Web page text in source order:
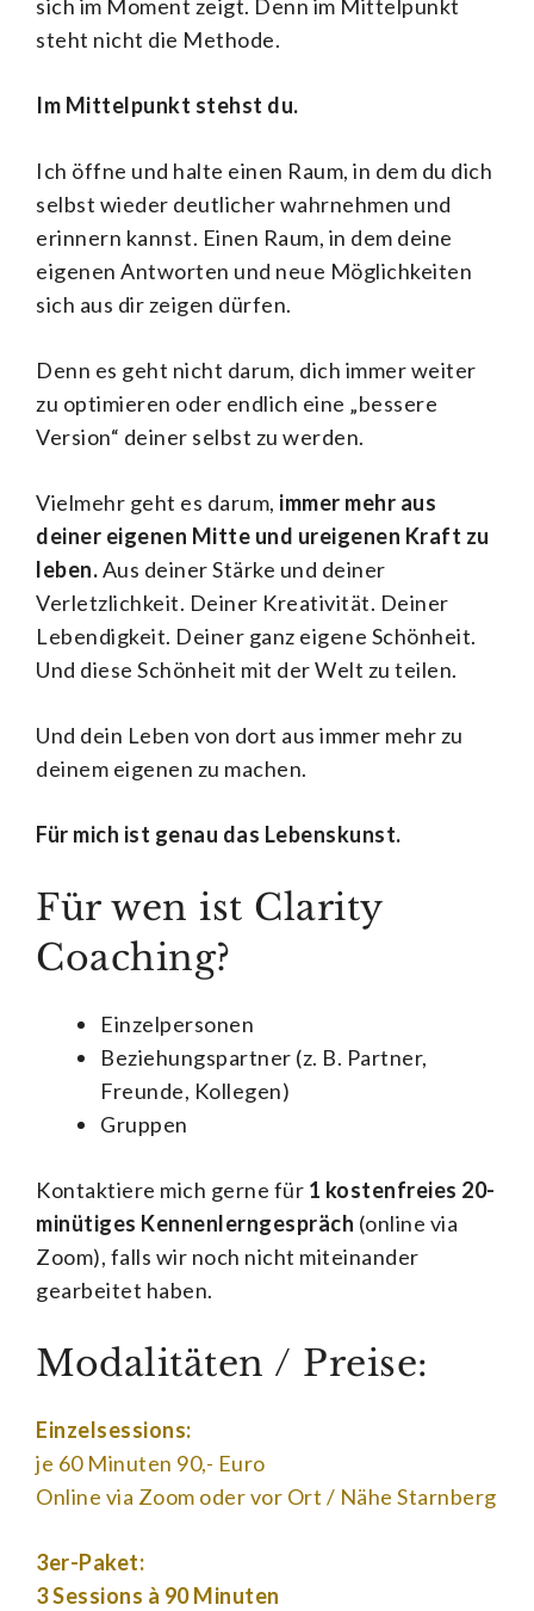
sich im Moment zeigt. Denn im Mittelpunkt
steht nicht die Methode.
Im Mittelpunkt stehst du.
Ich öffne und halte einen Raum, in dem du dich
selbst wieder deutlicher wahrnehmen und
erinnern kannst. Einen Raum, in dem deine
eigenen Antworten und neue Möglichkeiten
sich aus dir zeigen dürfen.
Denn es geht nicht darum, dich immer weiter
zu optimieren oder endlich eine „bessere
Version“ deiner selbst zu werden.
Vielmehr geht es darum, immer mehr aus
deiner eigenen Mitte und ureigenen Kraft zu
leben.Aus deiner Stärke und deiner
Verletzlichkeit. Deiner Kreativität. Deiner
Lebendigkeit. Deiner ganz eigene Schönheit.
Und diese Schönheit mit der Welt zu teilen.
Und dein Leben von dort aus immer mehr zu
deinem eigenen zu machen.
Für mich ist genau das Lebenskunst.
Für wen ist Clarity
Coaching?
Einzelpersonen
Beziehungspartner (z. B. Partner,
Freunde, Kollegen)
Gruppen
Kontaktiere mich gerne für 1 kostenfreies 20-
minütiges Kennenlerngespräch (online via
Zoom), falls wir noch nicht miteinander
gearbeitet haben.
Modalitäten / Preise:
Einzelsessions:
je 60 Minuten 90,- Euro
Online via Zoom oder vor Ort / Nähe Starnberg
3er-Paket:
3 Sessions à 90 Minuten